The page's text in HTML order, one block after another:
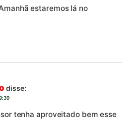
estaremos lá no
disse:
tenha aproveitado bem esse